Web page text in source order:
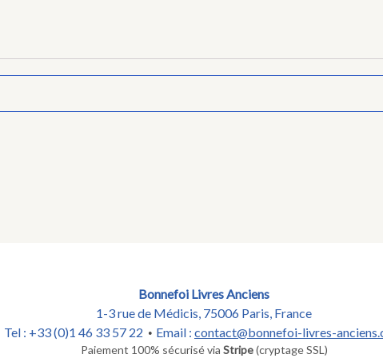
Bonnefoi Livres Anciens
1-3 rue de Médicis, 75006 Paris, France
Tel : +33 (0)1 46 33 57 22 • Email : contact@bonnefoi-livres-
Paiement 100% sécurisé via Stripe(cryptage SSL)